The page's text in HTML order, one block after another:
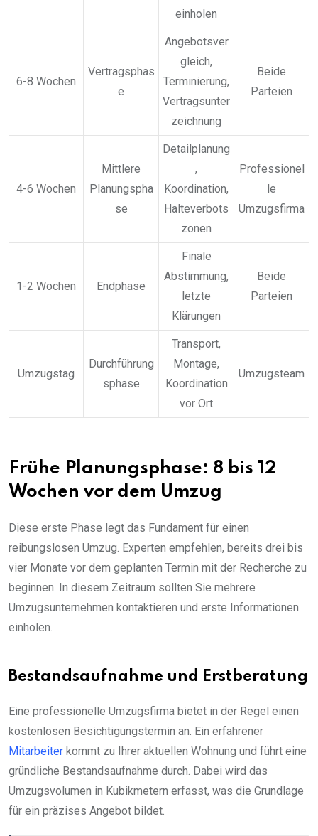
einholen
6-8 Wochen
Vertragsphas
e
Angebotsver
gleich,
Terminierung,
Vertragsunter
zeichnung
Beide
Parteien
4-6 Wochen
Mittlere
Planungspha
se
Detailplanung
,
Koordination,
Halteverbots
zonen
Professionel
le
Umzugsfirma
1-2 Wochen Endphase
Finale
Abstimmung,
letzte
Klärungen
Beide
Parteien
Umzugstag
Durchführung
sphase
Transport,
Montage,
Koordination
vor Ort
Umzugsteam
Frühe Planungsphase: 8 bis 12
Wochen vor dem Umzug
Diese erste Phase legt das Fundament für einen
reibungslosen Umzug. Experten empfehlen, bereits drei bis
vier Monate vor dem geplanten Termin mit der Recherche zu
beginnen. In diesem Zeitraum sollten Sie mehrere
Umzugsunternehmen kontaktieren und erste Informationen
einholen.
Bestandsaufnahme und Erstberatung
Eine professionelle Umzugsfirma bietet in der Regel einen
kostenlosen Besichtigungstermin an. Ein erfahrener
Mitarbeiter kommt zu Ihrer aktuellen Wohnung und führt eine
gründliche Bestandsaufnahme durch. Dabei wird das
Umzugsvolumen in Kubikmetern erfasst, was die Grundlage
für ein präzises Angebot bildet.